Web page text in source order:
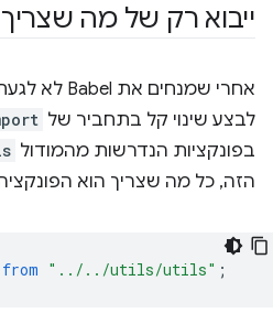
ייבוא רק של מה שצריך
לבצע שינוי קל בתחביר של
בפונקציות הנדרשות מהמודול
הזה, כל מה שצריך הוא
from "../../utils/utils" ;